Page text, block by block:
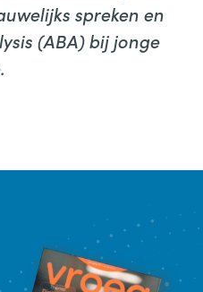
spreken en
(ABA) bij jonge